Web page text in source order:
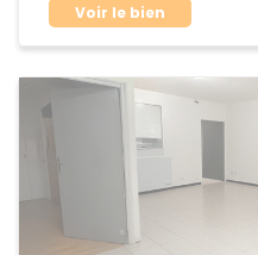
Voir le bien